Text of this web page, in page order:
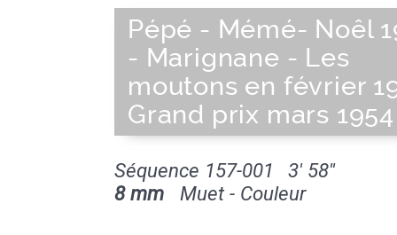
Pépé - Mémé- Noêl
- Marignane - Les
moutons en février
Grand prix mars 1954
Séquence 157-001
3' 58''
8 mm Muet - Couleur